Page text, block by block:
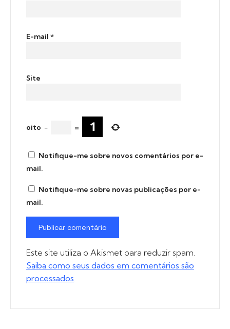
E-mail *
Site
oito − =
Notifique-me sobre novos comentários por e-
mail.
Notifique-me sobre novas publicações por e-
mail.
Este site utiliza o Akismet para reduzir spam.
Saiba como seus dados em comentários são
processados.